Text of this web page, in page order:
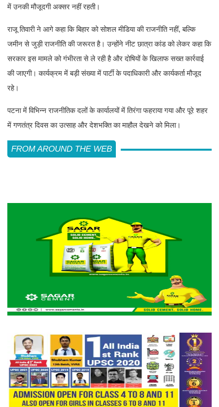
में उनकी मौजूदगी अक्सर नहीं रहती।
राजू तिवारी ने आगे कहा कि बिहार को सोशल मीडिया की राजनीति नहीं, बल्कि
जमीन से जुड़ी राजनीति की जरूरत है। उन्होंने नीट छात्रा कांड को लेकर कहा कि
सरकार इस मामले को गंभीरता से ले रही है और दोषियों के खिलाफ सख्त कार्रवाई
की जाएगी। कार्यक्रम में बड़ी संख्या में पार्टी के पदाधिकारी और कार्यकर्ता मौजूद
रहे।
पटना में विभिन्न राजनीतिक दलों के कार्यालयों में तिरंगा फहराया गया और पूरे शहर
में गणतंत्र दिवस का उत्साह और देशभक्ति का माहौल देखने को मिला।
FROM AROUND THE WEB